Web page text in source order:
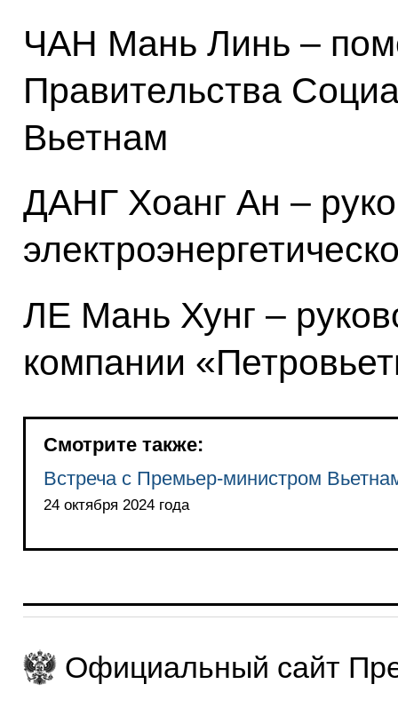
ЧАН Мань Линь –
Правительства
Вьетнам
ДАНГ Хоанг Ан –
ЛЕ Мань Хунг –
компании
Смотрите также:
Встреча с Премьер-министром
24 октября 2024 года
Официальный сайт